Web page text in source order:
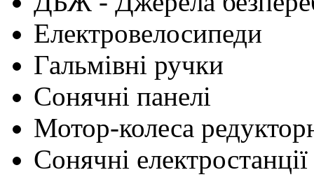
Електровелосипеди
Гальмівні ручки
Сонячні панелі
Мотор-колеса
Сонячні електростанції